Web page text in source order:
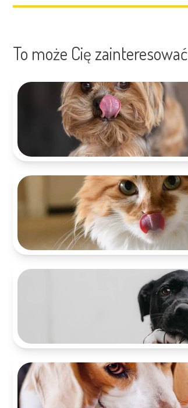
To może Cię